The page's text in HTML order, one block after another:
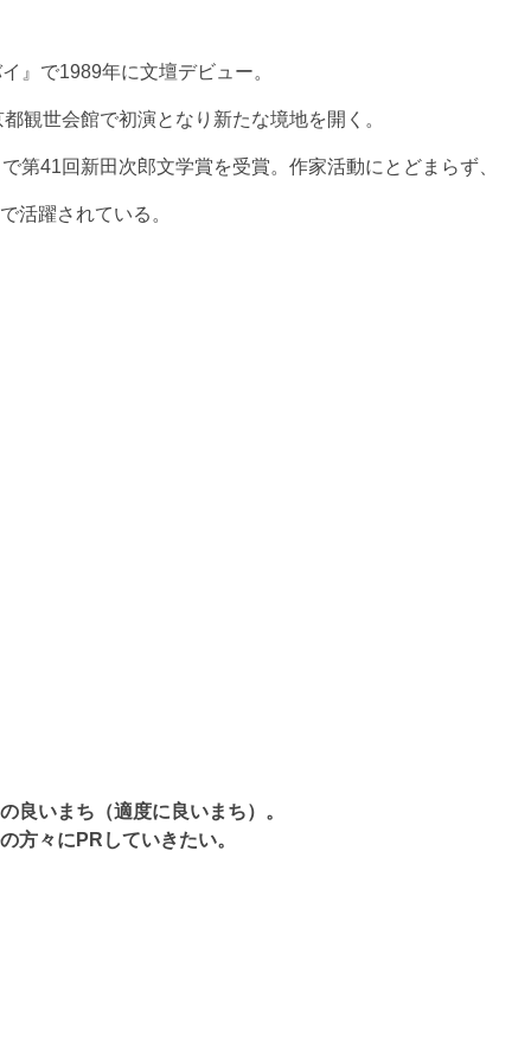
』で1989年に文壇デビュー。
観世会館で初演となり新たな境地を開く。
で第41回新田次郎文学賞を受賞。作家活動にとどまらず、
活躍されている。
良いまち（適度に良いまち）。
方々にPRしていきたい。